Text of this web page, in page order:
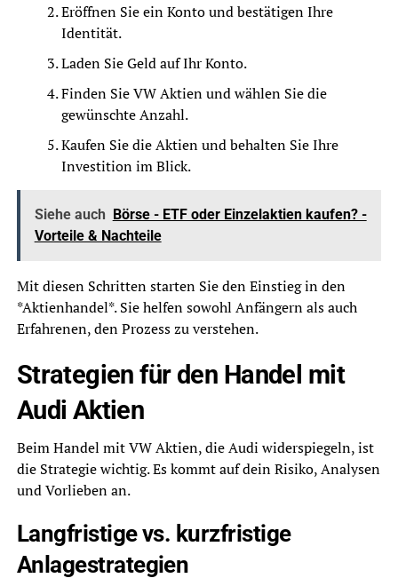
Eröffnen Sie ein Konto und bestätigen Ihre
Identität.
Laden Sie Geld auf Ihr Konto.
Finden Sie VW Aktien und wählen Sie die
gewünschte Anzahl.
Kaufen Sie die Aktien und behalten Sie Ihre
Investition im Blick.
Siehe auch Börse - ETF oder Einzelaktien kaufen? -
Vorteile & Nachteile
Mit diesen Schritten starten Sie den Einstieg in den
*Aktienhandel*. Sie helfen sowohl Anfängern als auch
Erfahrenen, den Prozess zu verstehen.
Strategien für den Handel mit
Audi Aktien
Beim Handel mit VW Aktien, die Audi widerspiegeln, ist
die Strategie wichtig. Es kommt auf dein Risiko, Analysen
und Vorlieben an.
Langfristige vs. kurzfristige
Anlagestrategien